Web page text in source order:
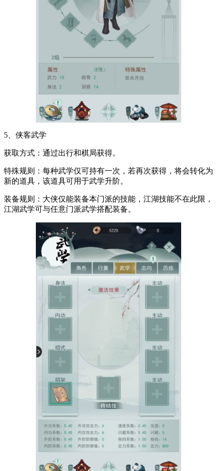
5、侠客武学
获取方式：通过出行和棋局获得。
特殊规则：每种武学仅可持有一次，若再次获得，将会转化为
新的道具，该道具可用于武学升阶。
装备规则：大侠仅能装备本门派的技能，江湖技能不在此限，
江湖武学可与任意门派武学搭配装备。